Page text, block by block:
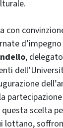
con
,
scelta
lottano,